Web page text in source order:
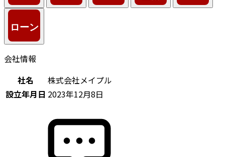
会社情報
社名
株式会社メイプル
設立年月日 2023年12月8日